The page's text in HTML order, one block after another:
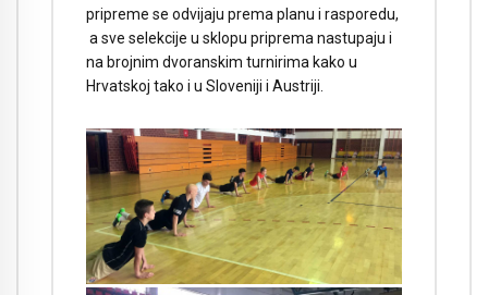
pripreme se odvijaju prema planu i rasporedu,
a sve selekcije u sklopu priprema nastupaju i
na brojnim dvoranskim turnirima kako u
Hrvatskoj tako i u Sloveniji i Austriji.